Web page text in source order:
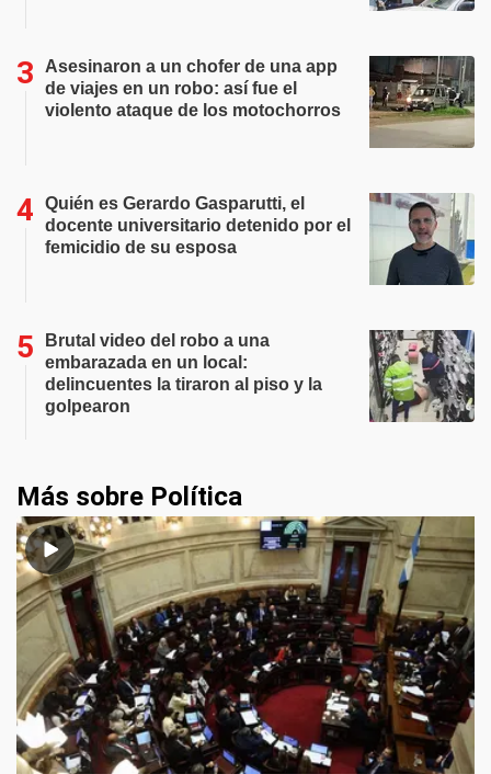
Asesinaron a un chofer de una app
de viajes en un robo: así fue el
violento ataque de los motochorros
Quién es Gerardo Gasparutti, el
docente universitario detenido por el
femicidio de su esposa
Brutal video del robo a una
embarazada en un local:
delincuentes la tiraron al piso y la
golpearon
Más sobre Política